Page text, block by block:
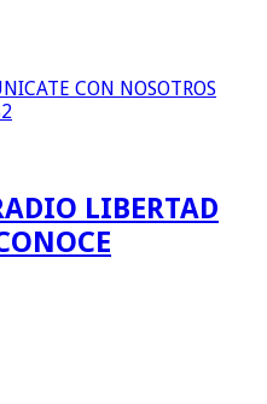
CON NOSOTROS
LIBERTAD